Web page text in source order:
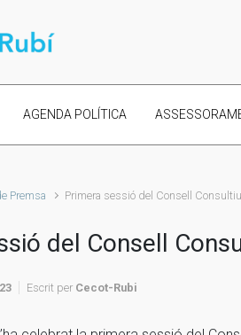
AGENDA POLÍTICA
Premsa Primera sessió del Consell
del Consell
Escrit per Cecot-Rubi